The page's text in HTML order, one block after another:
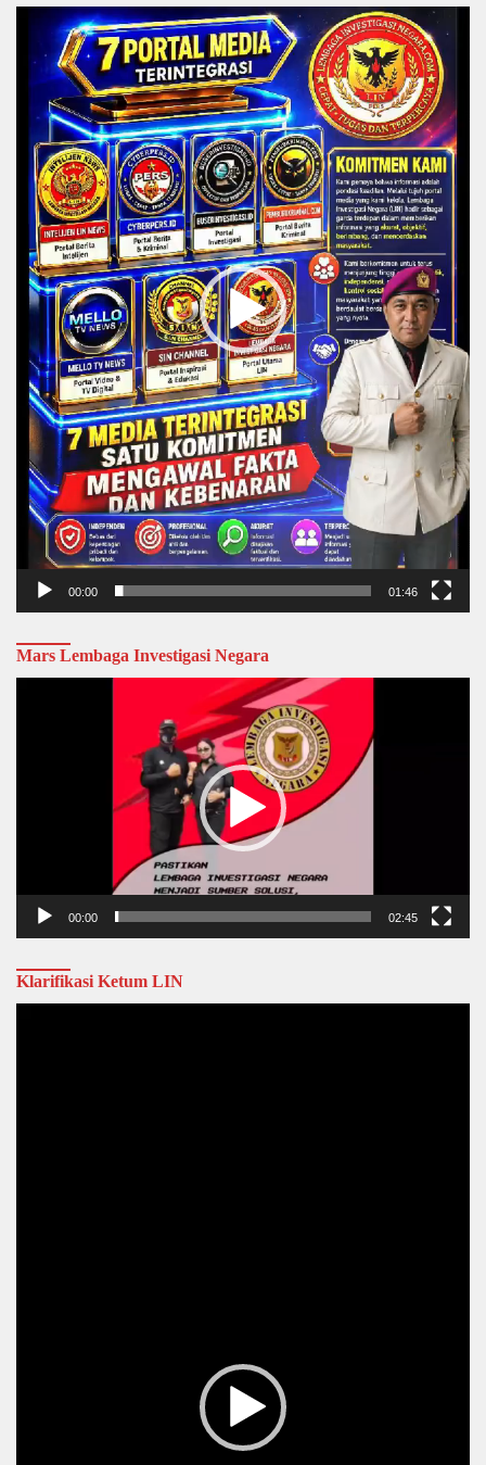
Video
Player
00:00 01:46
Mars Lembaga Investigasi Negara
00:00 02:45
Klarifikasi Ketum LIN